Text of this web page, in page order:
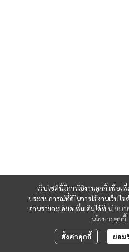
เว็บไซต์นี้มีการใช้งานคุกกี้ เพื่อเ
ประสบการณ์ที่ดีในการใช้งานเว็บไ
อ่านรายละเอียดเพิ่มเติมได้ที่ นโยบา
นโยบายคุกกี้
ตั้งค่าคุกกี้ ยอม